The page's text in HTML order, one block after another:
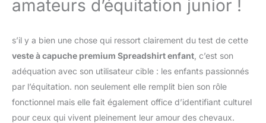
amateurs d’équitation junior !
s’il y a bien une chose qui ressort clairement du test de cette
veste à capuche premium Spreadshirt enfant , c’est son
adéquation avec son utilisateur cible : les enfants passionnés
par l’équitation. non seulement elle remplit bien son rôle
fonctionnel mais elle fait également office d’identifiant culturel
pour ceux qui vivent pleinement leur amour des chevaux.